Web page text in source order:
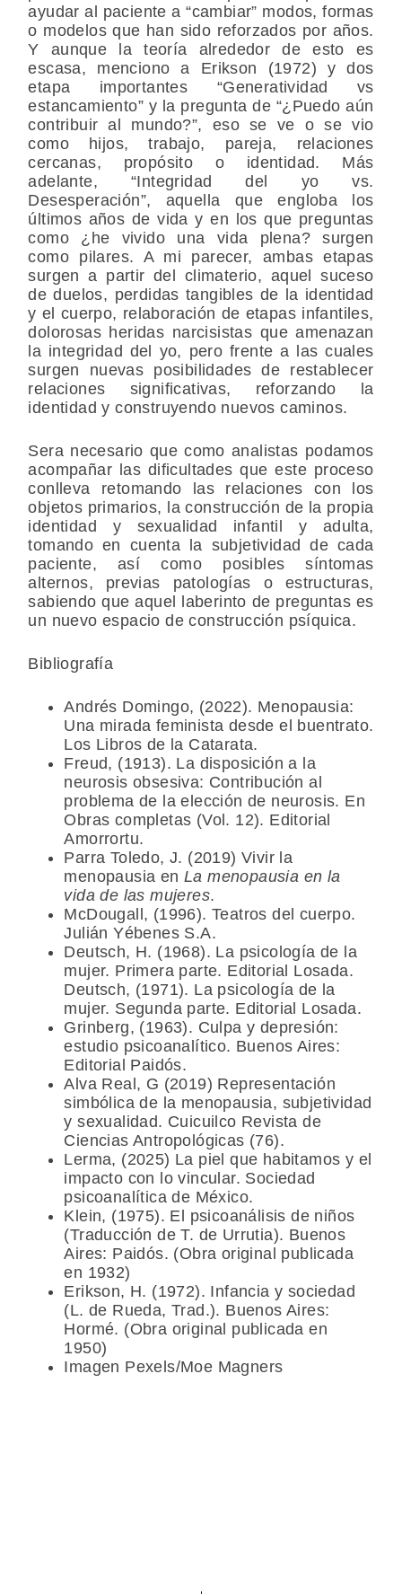
ayudar al paciente a “cambiar” modos, formas
o modelos que han sido reforzados por años.
Y aunque la teoría alrededor de esto es
escasa, menciono a Erikson (1972) y dos
etapa importantes “Generatividad vs
estancamiento” y la pregunta de “¿Puedo aún
contribuir al mundo?”, eso se ve o se vio
como hijos, trabajo, pareja, relaciones
cercanas, propósito o identidad. Más
adelante, “Integridad del yo vs.
Desesperación”, aquella que engloba los
últimos años de vida y en los que preguntas
como ¿he vivido una vida plena? surgen
como pilares. A mi parecer, ambas etapas
surgen a partir del climaterio, aquel suceso
de duelos, perdidas tangibles de la identidad
y el cuerpo, relaboración de etapas infantiles,
dolorosas heridas narcisistas que amenazan
la integridad del yo, pero frente a las cuales
surgen nuevas posibilidades de restablecer
relaciones significativas, reforzando la
identidad y construyendo nuevos caminos.
Sera necesario que como analistas podamos
acompañar las dificultades que este proceso
conlleva retomando las relaciones con los
objetos primarios, la construcción de la propia
identidad y sexualidad infantil y adulta,
tomando en cuenta la subjetividad de cada
paciente, así como posibles síntomas
alternos, previas patologías o estructuras,
sabiendo que aquel laberinto de preguntas es
un nuevo espacio de construcción psíquica.
Bibliografía
Andrés Domingo, (2022). Menopausia:
Una mirada feminista desde el buentrato.
Los Libros de la Catarata.
Freud, (1913). La disposición a la
neurosis obsesiva: Contribución al
problema de la elección de neurosis. En
Obras completas (Vol. 12). Editorial
Amorrortu.
Parra Toledo, J. (2019) Vivir la
menopausia en La menopausia en la
vida de las mujeres.
McDougall, (1996). Teatros del cuerpo.
Julián Yébenes S.A.
Deutsch, H. (1968). La psicología de la
mujer. Primera parte. Editorial Losada.
Deutsch, (1971). La psicología de la
mujer. Segunda parte. Editorial Losada.
Grinberg, (1963). Culpa y depresión:
estudio psicoanalítico. Buenos Aires:
Editorial Paidós.
Alva Real, G (2019) Representación
simbólica de la menopausia, subjetividad
y sexualidad. Cuicuilco Revista de
Ciencias Antropológicas (76).
Lerma, (2025) La piel que habitamos y el
impacto con lo vincular. Sociedad
psicoanalítica de México.
Klein, (1975). El psicoanálisis de niños
(Traducción de T. de Urrutia). Buenos
Aires: Paidós. (Obra original publicada
en 1932)
Erikson, H. (1972). Infancia y sociedad
(L. de Rueda, Trad.). Buenos Aires:
Hormé. (Obra original publicada en
1950)
Imagen Pexels/Moe Magners